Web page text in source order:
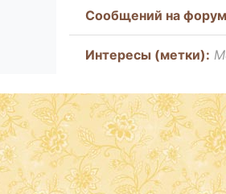
Cообщений на
Интересы (метки):